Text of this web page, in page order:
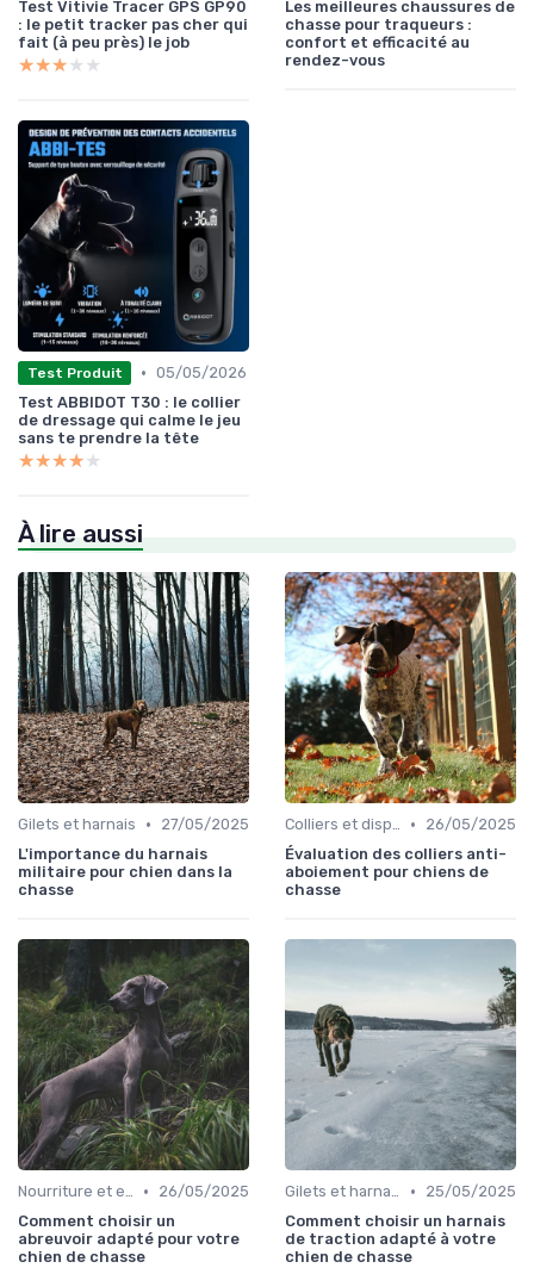
Test Vitivie Tracer GPS GP90
: le petit tracker pas cher qui
fait (à peu près) le job
★★★★★
★★★★★
Les meilleures chaussures de
chasse pour traqueurs :
confort et efficacité au
rendez-vous
Test Produit • 05/05/2026
Test ABBIDOT T30 : le collier
de dressage qui calme le jeu
sans te prendre la tête
★★★★★
★★★★★
À lire aussi
Gilets et harnais •
27/05/2025
L'importance du harnais
militaire pour chien dans la
chasse
Colliers et dispositifs de suivi •
26/05/2025
Évaluation des colliers anti-
aboiement pour chiens de
chasse
Nourriture et eau en déplacement •
26/05/2025
Comment choisir un
abreuvoir adapté pour votre
chien de chasse
Gilets et harnais •
25/05/2025
Comment choisir un harnais
de traction adapté à votre
chien de chasse